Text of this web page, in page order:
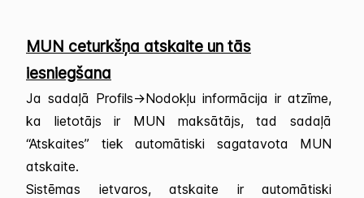
MUN ceturkšņa atskaite un tās
iesniegšana
Ja sadaļā Profils->Nodokļu informācija ir atzīme,
ka lietotājs ir MUN maksātājs, tad sadaļā
“Atskaites” tiek automātiski sagatavota MUN
atskaite.
Sistēmas ietvaros, atskaite ir automātiski